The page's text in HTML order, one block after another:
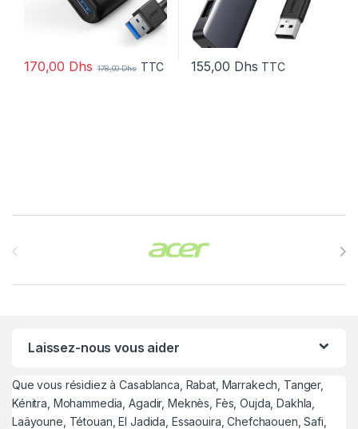
170,00 Dhs 178,00Dhs TTC 155,00 Dhs TTC
Laissez-nous vous aider
Que vous résidiez à Casablanca, Rabat, Marrakech, Tanger,
Kénitra, Mohammedia, Agadir, Meknès, Fès, Oujda, Dakhla,
Laâyoune, Tétouan, El Jadida, Essaouira, Chefchaouen, Safi,